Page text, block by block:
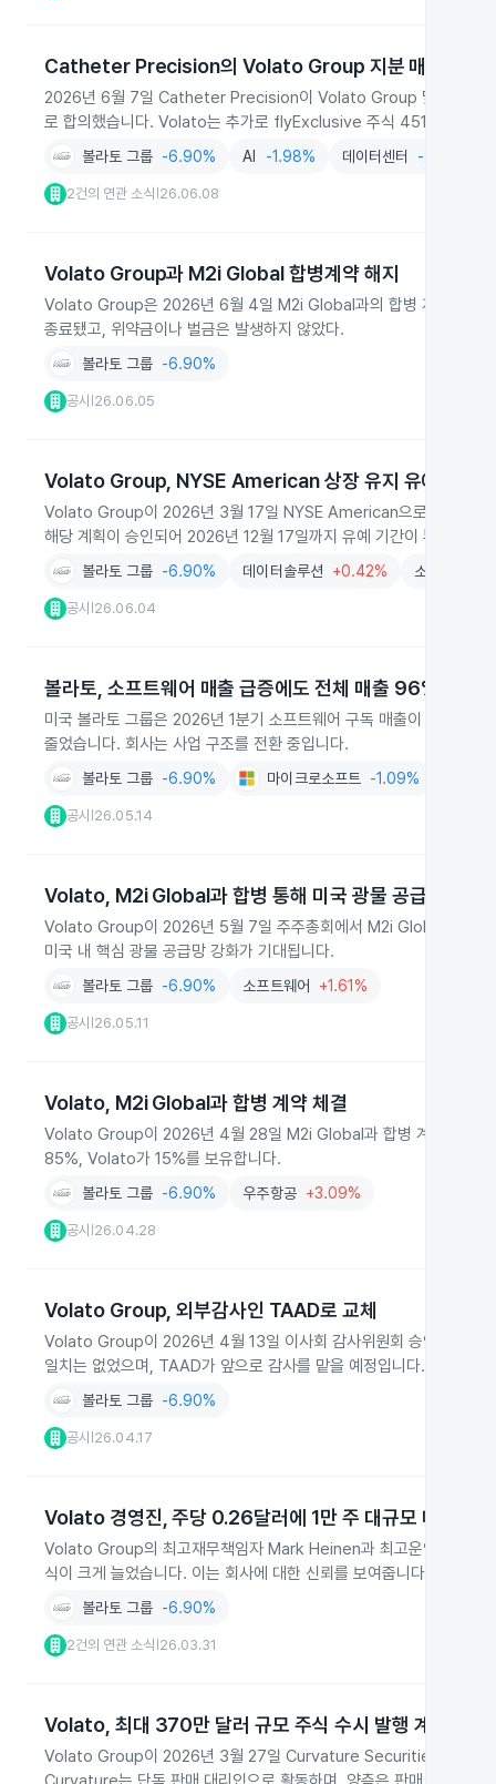
Catheter Precision의 Volato Group 지분 매수 계약
2026년 6월 7일 Catheter Precision이 Volato Group 및 기타 투
로 합의했습니다. Volato는 추가로 flyExclusive 주식 451,901주를
볼라토 그룹 -6.90% AI -1.98% 데이터센터 -2.59%
2건의 연관 소식 26.06.08
Volato Group과 M2i Global 합병계약 해지
Volato Group은 2026년 6월 4일 M2i Global과의 합병 계약을 공
종료됐고, 위약금이나 벌금은 발생하지 않았다.
볼라토 그룹 -6.90%
공시 26.06.05
Volato Group, NYSE American 상장 유지 유예 승인
Volato Group이 2026년 3월 17일 NYSE American으로부터 상장
해당 계획이 승인되어 2026년 12월 17일까지 유예 기간이 부여됐으
볼라토 그룹 -6.90% 데이터솔루션 +0.42% 소프트웨어
공시 26.06.04
볼라토, 소프트웨어 매출 급증에도 전체 매출 96% 감소
미국 볼라토 그룹은 2026년 1분기 소프트웨어 구독 매출이 2025년
줄었습니다. 회사는 사업 구조를 전환 중입니다.
볼라토 그룹 -6.90% 마이크로소프트 -1.09%
공시 26.05.14
Volato, M2i Global과 합병 통해 미국 광물 공급망 강화
Volato Group이 2026년 5월 7일 주주총회에서 M2i Global과의 합
미국 내 핵심 광물 공급망 강화가 기대됩니다.
볼라토 그룹 -6.90% 소프트웨어 +1.61%
공시 26.05.11
Volato, M2i Global과 합병 계약 체결
Volato Group이 2026년 4월 28일 M2i Global과 합병 계약을 체결
85%, Volato가 15%를 보유합니다.
볼라토 그룹 -6.90% 우주항공 +3.09%
공시 26.04.28
Volato Group, 외부감사인 TAAD로 교체
Volato Group이 2026년 4월 13일 이사회 감사위원회 승인으로 외
일치는 없었으며, TAAD가 앞으로 감사를 맡을 예정입니다.
볼라토 그룹 -6.90%
공시 26.04.17
Volato 경영진, 주당 0.26달러에 1만 주 대규모 매수
Volato Group의 최고재무책임자 Mark Heinen과 최고운영책임자
식이 크게 늘었습니다. 이는 회사에 대한 신뢰를 보여줍니다.
볼라토 그룹 -6.90%
2건의 연관 소식 26.03.31
Volato, 최대 370만 달러 규모 주식 수시 발행 계약
Volato Group이 2026년 3월 27일 Curvature Securities와 최대